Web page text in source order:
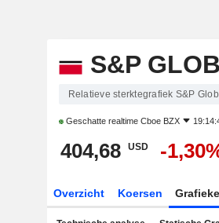
S&P
Relatieve sterktegrafiek S&P
Geschatte realtime Cboe BZX
404,68 USD -
Overzicht Koersen